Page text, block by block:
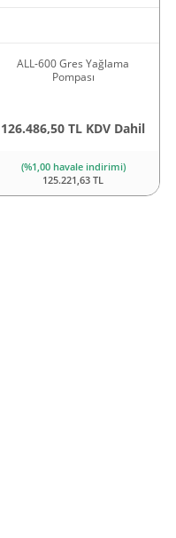
ALL-600 Gres Yağlama
Pompası
126.486,50 TL KDV Dahil
(%1,00 havale indirimi)
125.221,63 TL